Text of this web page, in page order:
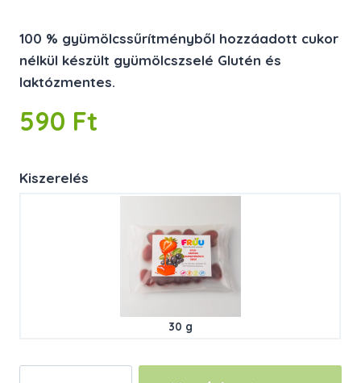
100 % gyümölcssűrítményből hozzáadott cukor
nélkül készült gyümölcszselé Glutén és
laktózmentes.
590 Ft
Kiszerelés
30 g